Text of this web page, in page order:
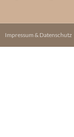
Impressum & Datenschutz